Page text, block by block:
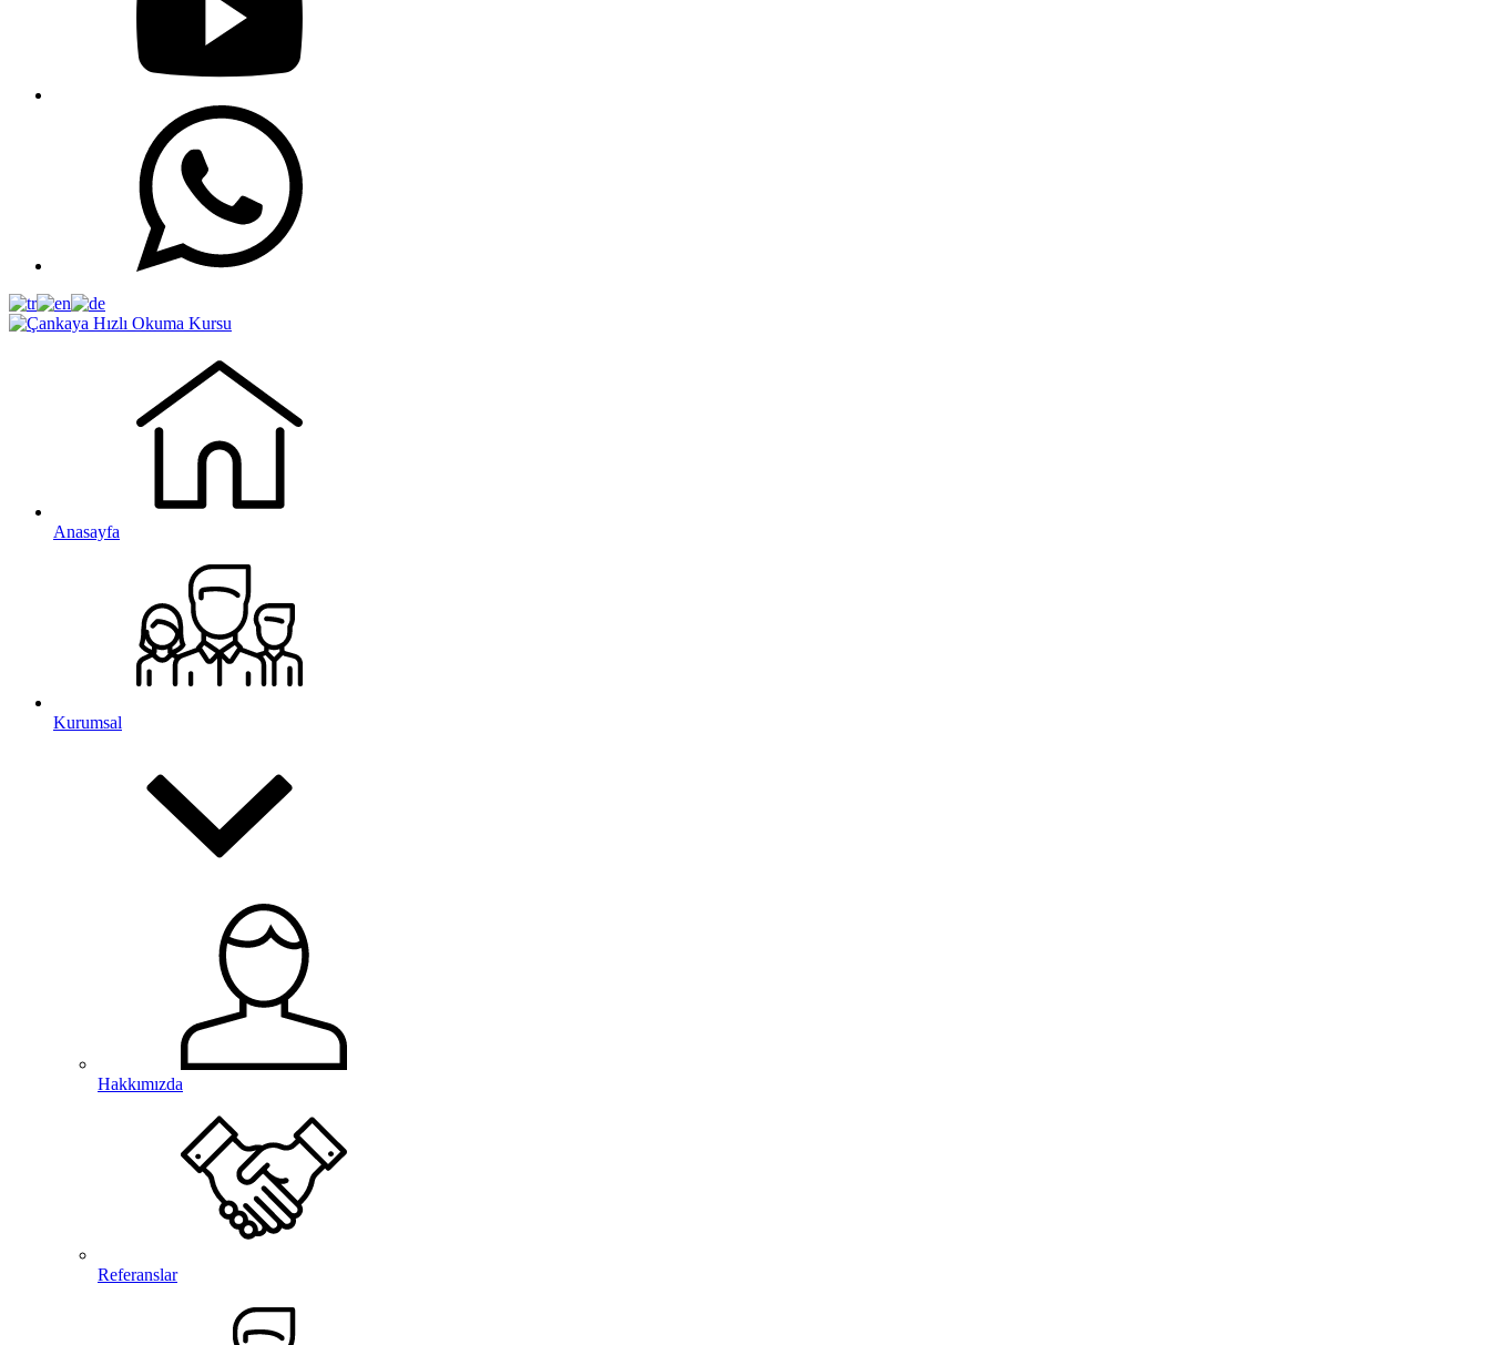
Anasayfa
Kurumsal
Hakkımızda
Referanslar